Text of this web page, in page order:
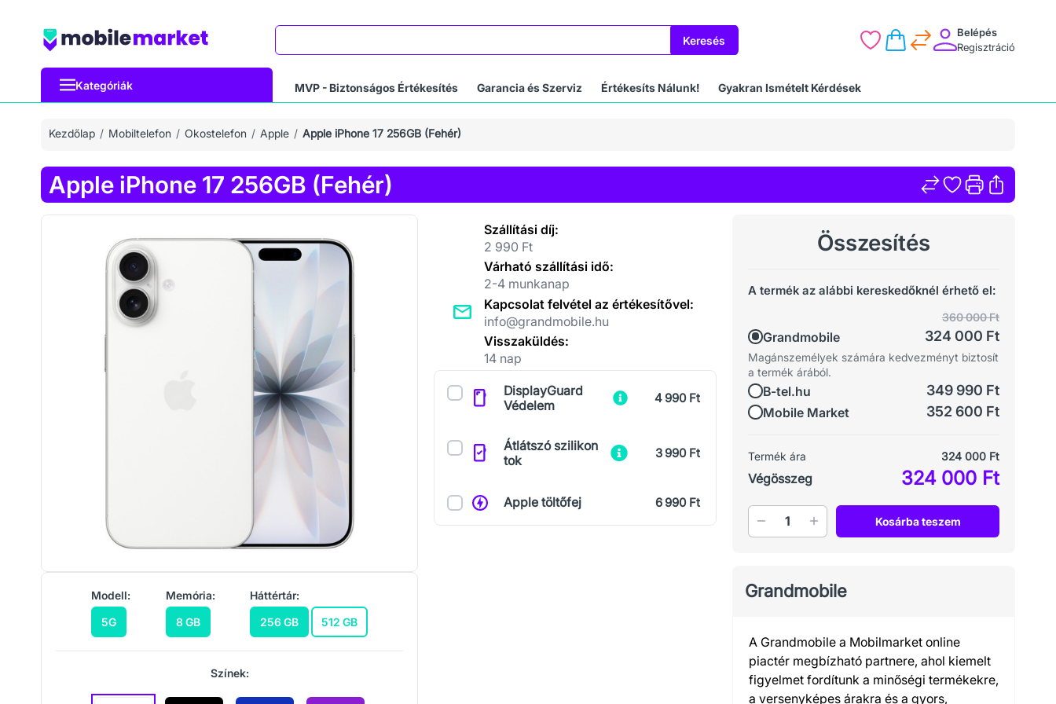
Keresés
Belépés
Regisztráció
Kategóriák MVP - Biztonságos Értékesítés Garancia és Szerviz Értékesíts Nálunk! Gyakran Ismételt Kérdések
Kezdőlap Mobiltelefon Okostelefon Apple Apple iPhone 17 256GB (Fehér)
Apple iPhone 17 256GB (Fehér)
Modell:
5G
Memória:
8 GB
Háttértár:
256 GB
512 GB
Színek:
Szállítási díj:
2 990 Ft
Várható szállítási idő:
2-4 munkanap
Kapcsolat felvétel az értékesítővel:
info@grandmobile.hu
Visszaküldés:
14 nap
Kiegészítők
DisplayGuard
Védelem
4 990 Ft
Átlátszó szilikon
tok
3 990 Ft
Apple töltőfej 6 990 Ft
Összesítés
A termék az alábbi kereskedőknél érhető el:
Grandmobile
360 000 Ft
324 000 Ft
Magánszemélyek számára kedvezményt biztosít
a termék árából.
B-tel.hu 349 990 Ft
Mobile Market 352 600 Ft
Termék ára 324 000 Ft
Végösszeg 324 000 Ft
Mennyiség Kosárba teszem
Grandmobile
A Grandmobile a Mobilmarket online
piactér megbízható partnere, ahol kiemelt
figyelmet fordítunk a minőségi termékekre,
a versenyképes árakra és a gyors,